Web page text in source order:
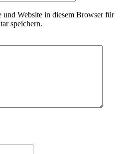
Website in diesem Browser für
speichern.